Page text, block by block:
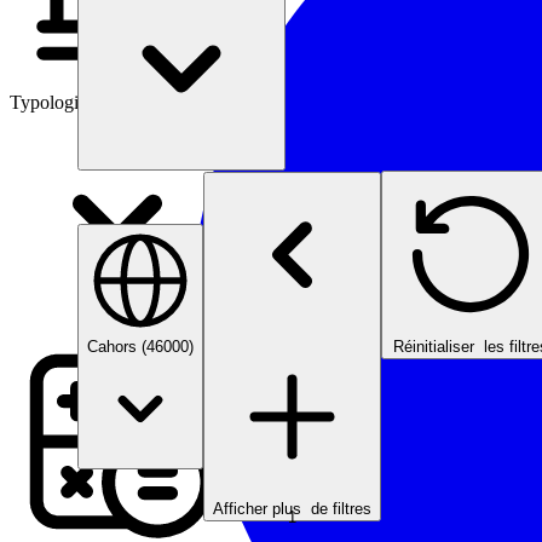
Typologies d’investissement
Cahors (46000)
Afficher plus de filtres
1
Réinitialiser les